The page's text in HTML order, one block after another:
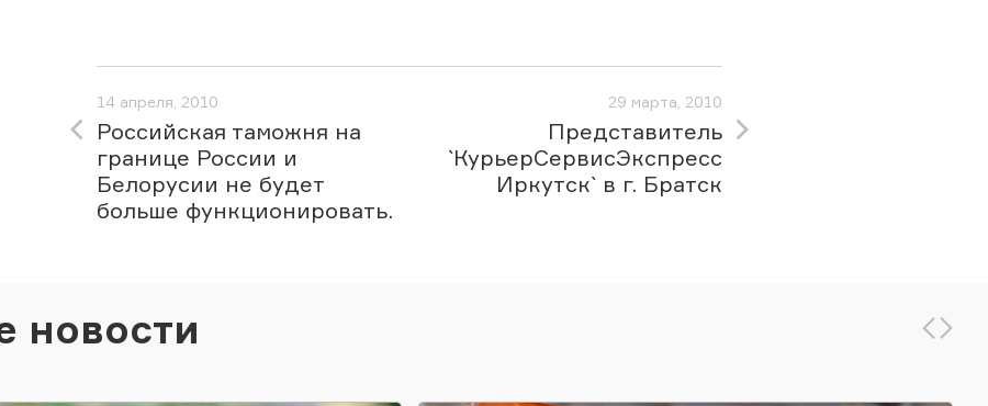
14 апреля, 2010
Российская таможня на
границе России и
Белорусии не будет
больше функционировать.
29 марта, 2010
Представитель
`КурьерСервисЭкспресс
Иркутск` в г. Братск
новости